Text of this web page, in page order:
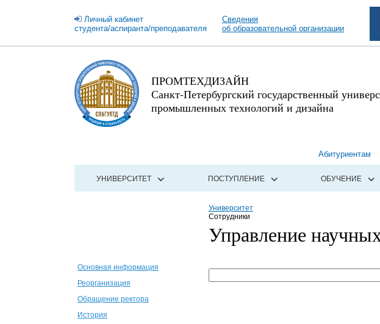
Личный кабинет
студента/аспиранта/преподавателя
Сведения
об образовательной организации
ПРОМТЕХДИЗАЙН
Санкт-Петербургский государственный
промышленных технологий и дизайна
Абитуриентам
УНИВЕРСИТЕТ ПОСТУПЛЕНИЕ ОБУЧЕНИЕ
Университет
Сотрудники
Управление
Основная информация
Реорганизация
Обращение ректора
История